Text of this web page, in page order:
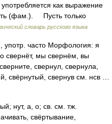
как выражение
(фам.). Пусть только
словарь русского языка
употр. часто Морфология: я
свернёт, мы свернём, вы
свернул, свернула,
свёрнутый, свернув см. нсв …
нут, а, о; св. см. тж.
свёртывание,